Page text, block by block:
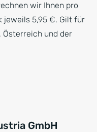
wir Ihnen pro
jeweils 5,95 €. Gilt für
Österreich und der
GmbH